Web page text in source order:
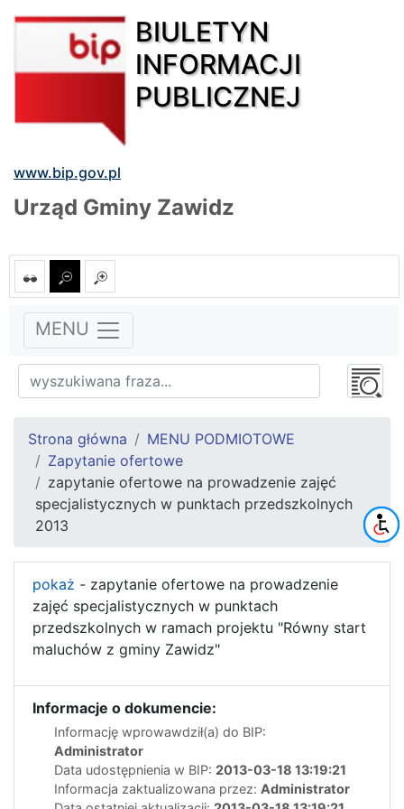
BIULETYN
INFORMACJI
PUBLICZNEJ
www.bip.gov.pl
Urząd Gminy Zawidz
MENU
Strona główna
MENU PODMIOTOWE
Zapytanie ofertowe
zapytanie ofertowe na prowadzenie zajęć
specjalistycznych w punktach przedszkolnych
2013
pokaż - zapytanie ofertowe na prowadzenie
zajęć specjalistycznych w punktach
przedszkolnych w ramach projektu "Równy start
maluchów z gminy Zawidz"
Informacje o dokumencie:
Informację wprowawdził(a) do BIP:
Administrator
Data udostępnienia w BIP: 2013-03-18 13:19:21
Informacja zaktualizowana przez: Administrator